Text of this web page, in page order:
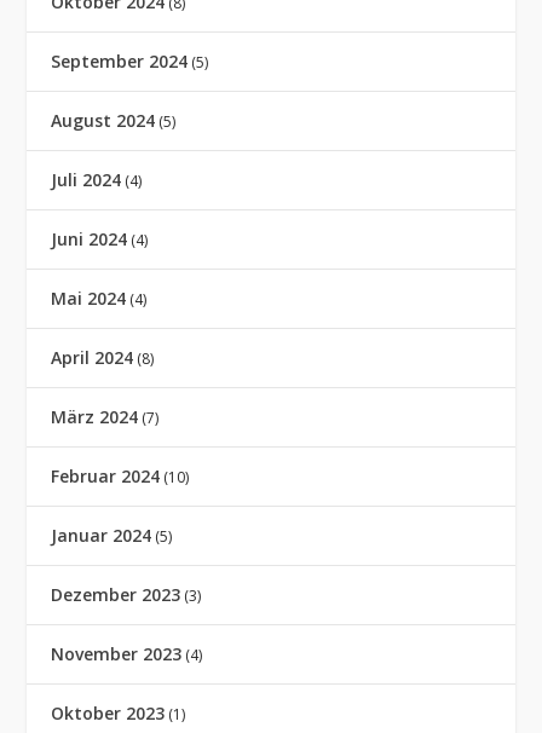
September 2024 (5)
August 2024 (5)
Juli 2024 (4)
Juni 2024 (4)
Mai 2024 (4)
April 2024 (8)
März 2024 (7)
Februar 2024 (10)
Januar 2024 (5)
Dezember 2023 (3)
November 2023 (4)
Oktober 2023 (1)